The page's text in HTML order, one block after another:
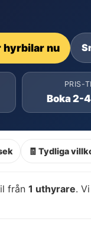
hyrbilar nu
PRIS-
Boka 2-
🧾 Tydliga
från 1 uthyrare.